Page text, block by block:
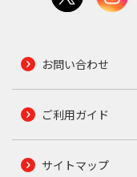
お問い合わせ
ご利用ガイド
サイトマップ